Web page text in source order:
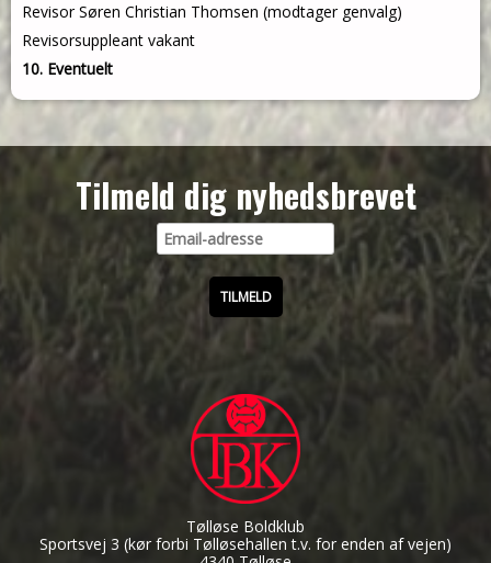
Revisor Søren Christian Thomsen (modtager genvalg)
Revisorsuppleant vakant
10. Eventuelt
Tilmeld dig nyhedsbrevet
Tølløse Boldklub
Sportsvej 3 (kør forbi Tølløsehallen t.v. for enden af vejen)